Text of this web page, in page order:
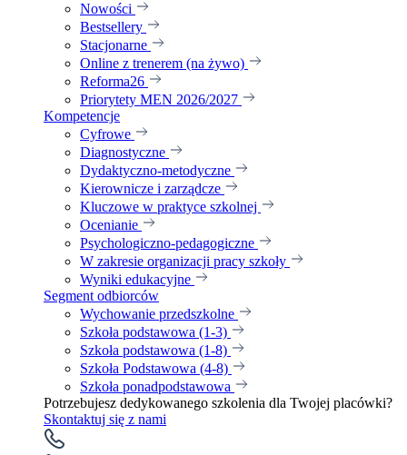
Nowości
Bestsellery
Stacjonarne
Online z trenerem (na żywo)
Reforma26
Priorytety MEN 2026/2027
Kompetencje
Cyfrowe
Diagnostyczne
Dydaktyczno-metodyczne
Kierownicze i zarządcze
Kluczowe w praktyce szkolnej
Ocenianie
Psychologiczno-pedagogiczne
W zakresie organizacji pracy szkoły
Wyniki edukacyjne
Segment odbiorców
Wychowanie przedszkolne
Szkoła podstawowa (1-3)
Szkoła podstawowa (1-8)
Szkoła Podstawowa (4-8)
Szkoła ponadpodstawowa
Potrzebujesz dedykowanego szkolenia dla Twojej placówki?
Skontaktuj się z nami